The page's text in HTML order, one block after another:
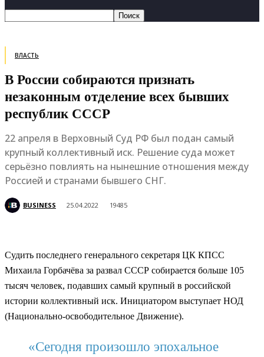
ВЛАСТЬ
В России собираются признать
незаконным отделение всех бывших
республик СССР
22 апреля в Верховный Суд РФ был подан самый
крупный коллективный иск. Решение суда может
серьёзно повлиять на нынешние отношения между
Россией и странами бывшего СНГ.
BUSINESS 25.04.2022 19485
Судить последнего генерального секретаря ЦК КПСС
Михаила Горбачёва за развал СССР собирается больше 105
тысяч человек, подавших самый крупный в российской
истории коллективный иск. Инициатором выступает НОД
(Национально-освободительное Движение).
«Сегодня произошло эпохальное